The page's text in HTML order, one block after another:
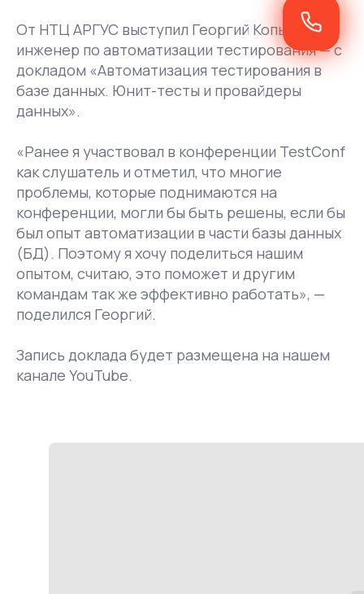
От НТЦ АРГУС выступил Георгий Копычев —
инженер по автоматизации тестирования — с
докладом «Автоматизация тестирования в
базе данных. Юнит-тесты и провайдеры
данных».
«Ранее я участвовал в конференции TestConf
как слушатель и отметил, что многие
проблемы, которые поднимаются на
конференции, могли бы быть решены, если бы
был опыт автоматизации в части базы данных
(БД). Поэтому я хочу поделиться нашим
опытом, считаю, это поможет и другим
командам так же эффективно работать», —
поделился Георгий.
Запись доклада будет размещена на нашем
канале YouTube.